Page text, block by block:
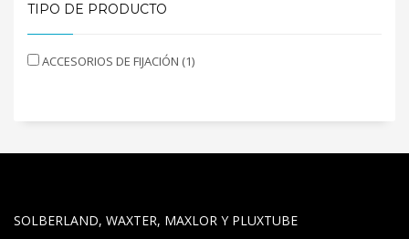
TIPO DE PRODUCTO
ACCESORIOS DE FIJACIÓN (1)
SOLBERLAND, WAXTER, MAXLOR Y PLUXTUBE